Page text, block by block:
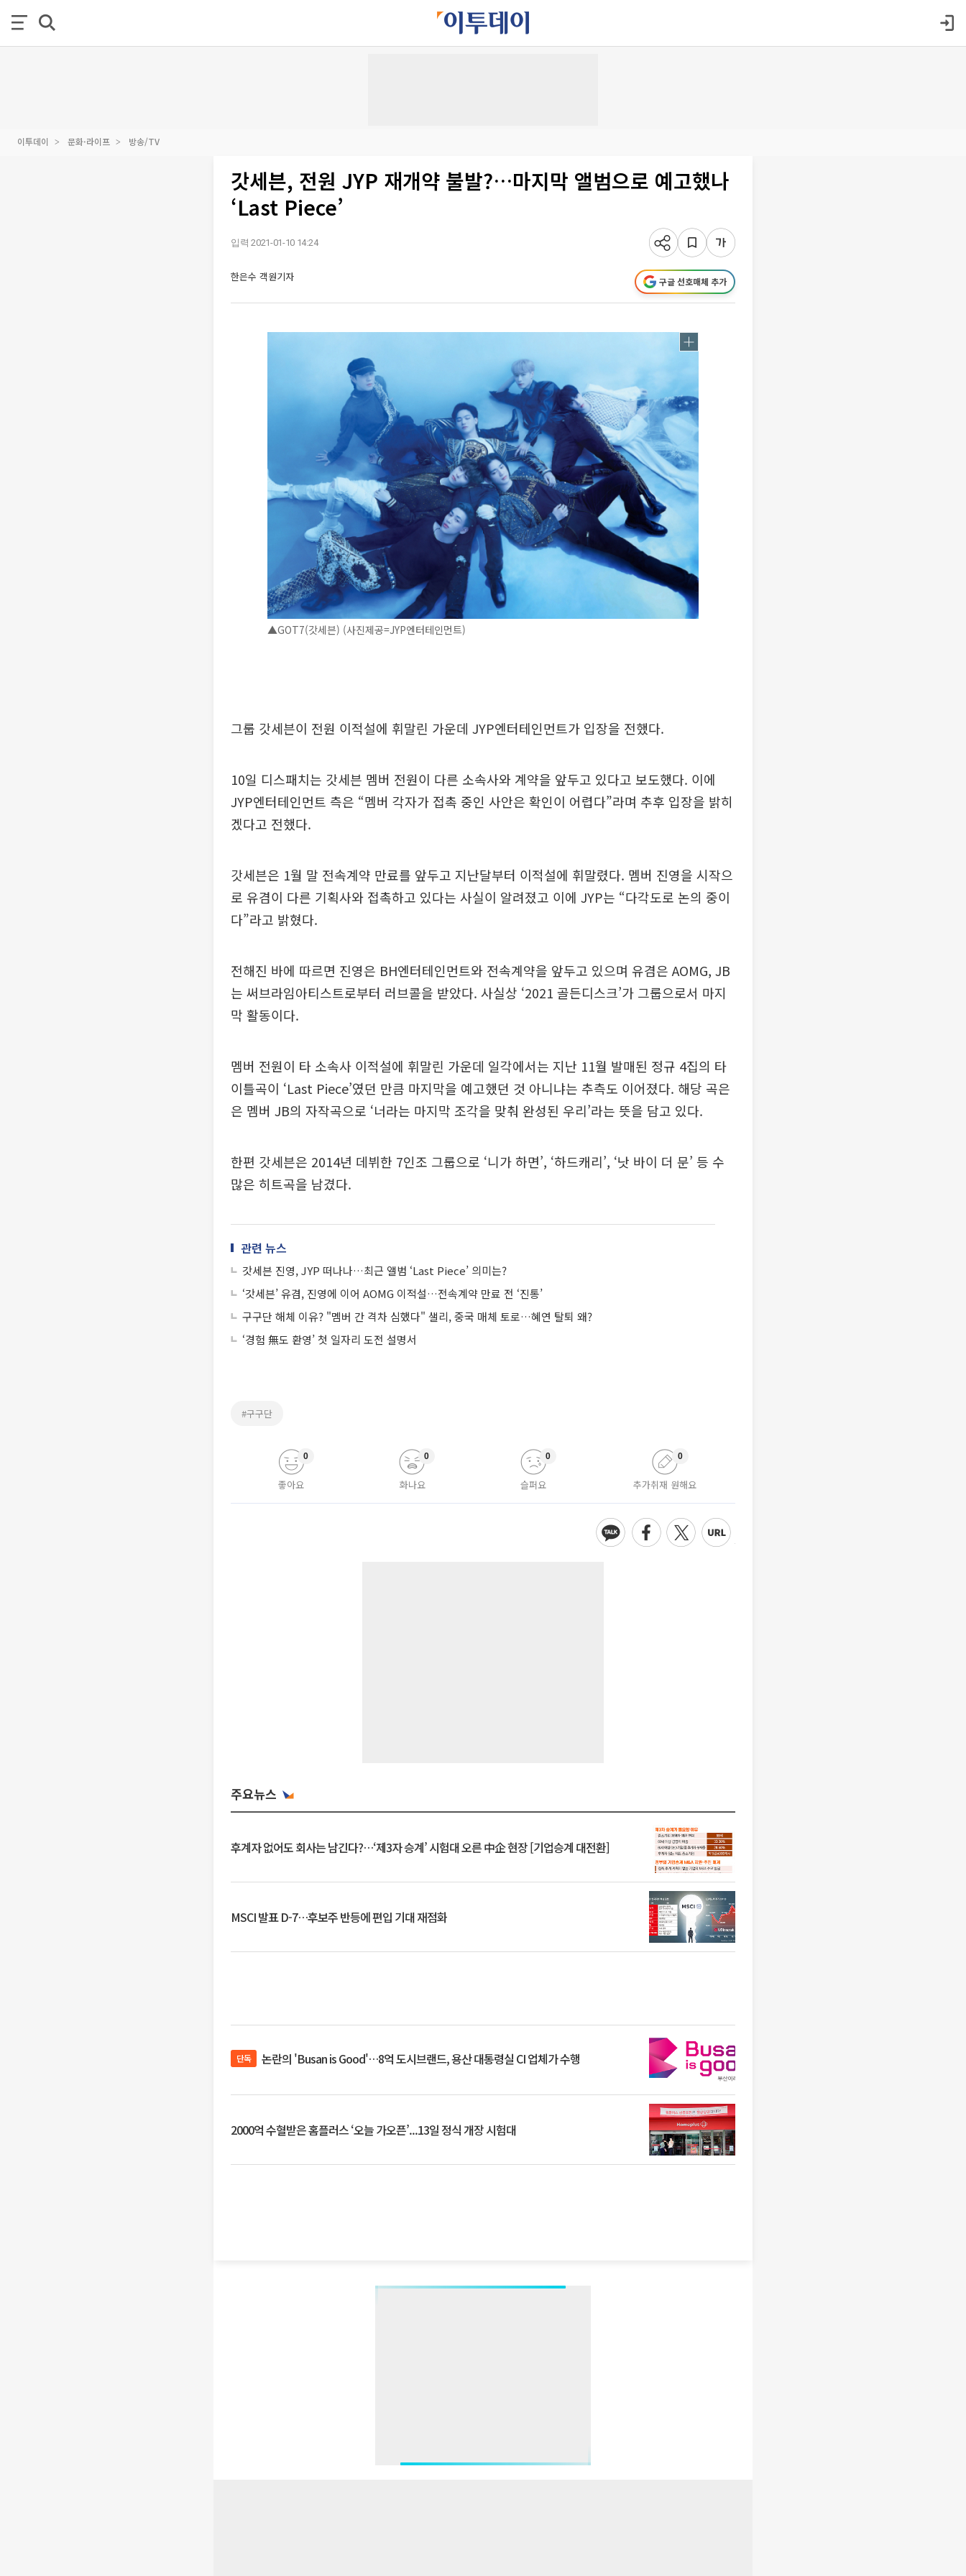
이투데이 문화·라이프 방송/TV
갓세븐, 전원 JYP 재개약 불발?…마지막 앨범으로 예고했나
‘Last Piece’
입력 2021-01-10 14:24
한은수 객원기자 구글 선호매체 추가
▲GOT7(갓세븐) (사진제공=JYP엔터테인먼트)
그룹 갓세븐이 전원 이적설에 휘말린 가운데 JYP엔터테인먼트가 입장을 전했다.
10일 디스패치는 갓세븐 멤버 전원이 다른 소속사와 계약을 앞두고 있다고 보도했다. 이에
JYP엔터테인먼트 측은 “멤버 각자가 접촉 중인 사안은 확인이 어렵다”라며 추후 입장을 밝히
겠다고 전했다.
갓세븐은 1월 말 전속계약 만료를 앞두고 지난달부터 이적설에 휘말렸다. 멤버 진영을 시작으
로 유겸이 다른 기획사와 접촉하고 있다는 사실이 알려졌고 이에 JYP는 “다각도로 논의 중이
다”라고 밝혔다.
전해진 바에 따르면 진영은 BH엔터테인먼트와 전속계약을 앞두고 있으며 유겸은 AOMG, JB
는 써브라임아티스트로부터 러브콜을 받았다. 사실상 ‘2021 골든디스크’가 그룹으로서 마지
막 활동이다.
멤버 전원이 타 소속사 이적설에 휘말린 가운데 일각에서는 지난 11월 발매된 정규 4집의 타
이틀곡이 ‘Last Piece’였던 만큼 마지막을 예고했던 것 아니냐는 추측도 이어졌다. 해당 곡은
은 멤버 JB의 자작곡으로 ‘너라는 마지막 조각을 맞춰 완성된 우리’라는 뜻을 담고 있다.
한편 갓세븐은 2014년 데뷔한 7인조 그룹으로 ‘니가 하면’, ‘하드캐리’, ‘낫 바이 더 문’ 등 수
많은 히트곡을 남겼다.
관련 뉴스
갓세븐 진영, JYP 떠나나…최근 앨범 ‘Last Piece’ 의미는?
‘갓세븐’ 유겸, 진영에 이어 AOMG 이적설…전속계약 만료 전 ‘진통’
구구단 해체 이유? "멤버 간 격차 심했다" 샐리, 중국 매체 토로…혜연 탈퇴 왜?
‘경험 無도 환영’ 첫 일자리 도전 설명서
#구구단
좋아요
0
화나요
0
슬퍼요
0
추가취재 원해요
0
주요뉴스
후계자 없어도 회사는 남긴다?…‘제3자 승계’ 시험대 오른 中企 현장 [기업승계 대전환]
MSCI 발표 D-7…후보주 반등에 편입 기대 재점화
단독 논란의 'Busan is Good'…8억 도시브랜드, 용산 대통령실 CI 업체가 수행
2000억 수혈받은 홈플러스 ‘오늘 가오픈’...13일 정식 개장 시험대